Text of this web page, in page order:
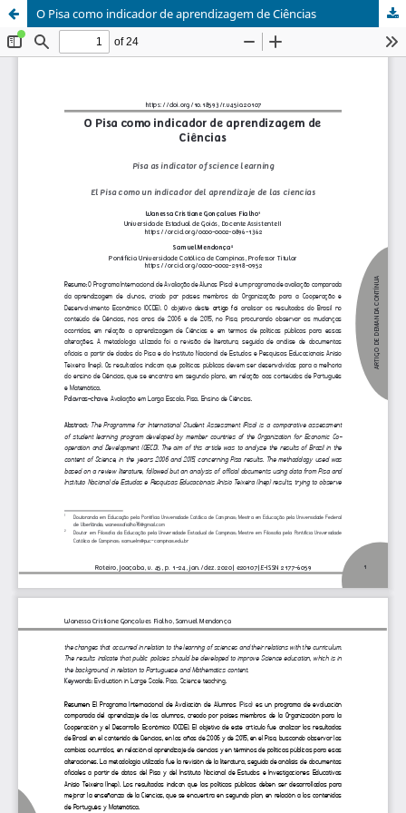
O Pisa como indicador de aprendizagem de Ciências